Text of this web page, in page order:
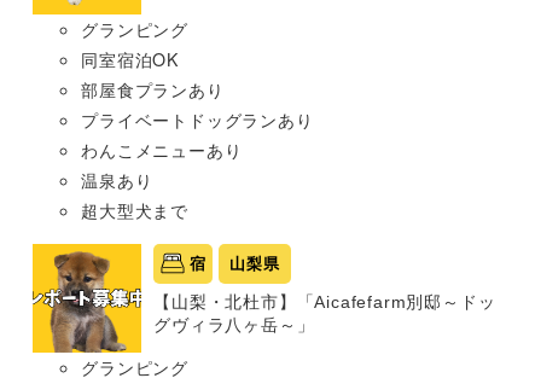
グランピング
同室宿泊OK
部屋食プランあり
プライベートドッグランあり
わんこメニューあり
温泉あり
超大型犬まで
宿 山梨県
【山梨・北杜市】「Aicafefarm別邸～ドッ
グヴィラ八ヶ岳～」
グランピング